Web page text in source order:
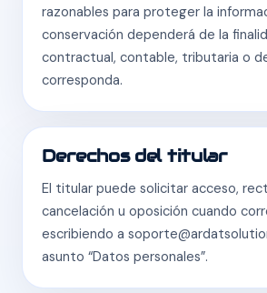
razonables para proteger la
conservación dependerá de la
contractual, contable, tributaria o
corresponda.
Derechos del titular
El titular puede solicitar acceso,
cancelación u oposición cuando
escribiendo a
asunto “Datos personales”.